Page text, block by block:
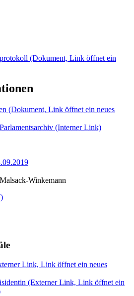
(Dokument, Link öffnet ein
(Dokument, Link öffnet ein neues
(Interner Link)
Winkemann
Link, Link öffnet ein neues
(Externer Link, Link öffnet ein